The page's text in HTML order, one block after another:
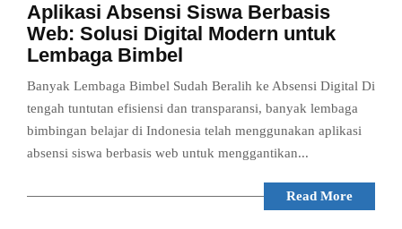
Aplikasi Absensi Siswa Berbasis
Web: Solusi Digital Modern untuk
Lembaga Bimbel
Banyak Lembaga Bimbel Sudah Beralih ke Absensi Digital Di
tengah tuntutan efisiensi dan transparansi, banyak lembaga
bimbingan belajar di Indonesia telah menggunakan aplikasi
absensi siswa berbasis web untuk menggantikan...
Read More